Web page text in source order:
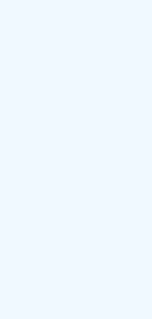
版
机中文版